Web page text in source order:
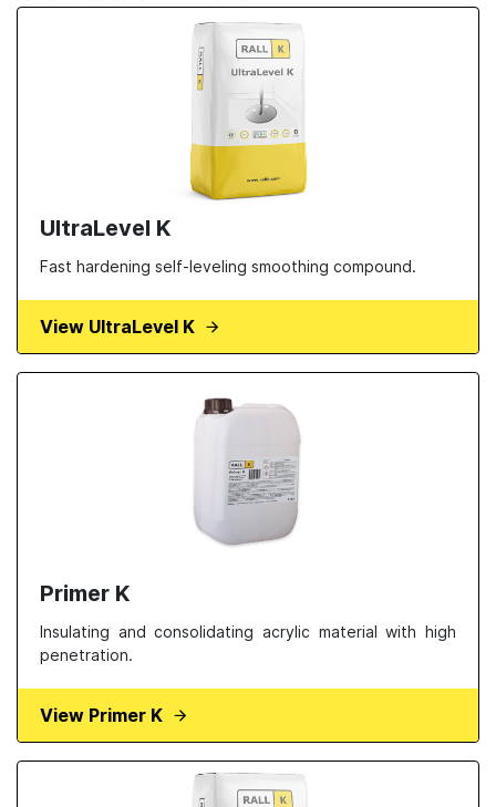
UltraLevel K
Fast hardening self-leveling smoothing compound.
View UltraLevel K
Primer K
Insulating and consolidating acrylic material with high
penetration.
View Primer K